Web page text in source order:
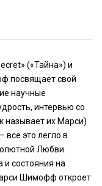
(«Тайна») и
посвящает свой
научные
интервью со
называет их Марси)
все это легло в
Любви.
и состояния на
Шимофф откроет